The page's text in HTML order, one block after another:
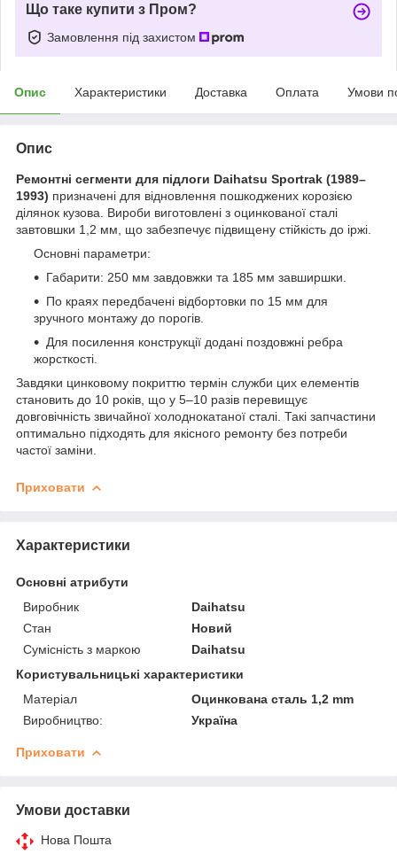
Що таке купити з Пром?
Замовлення під захистом
Опис Характеристики Доставка Оплата Умови
Опис
Ремонтні сегменти для підлоги Daihatsu Sportrak (1989–
1993) призначені для відновлення пошкоджених корозією
ділянок кузова. Вироби виготовлені з оцинкованої сталі
завтовшки 1,2 мм, що забезпечує підвищену стійкість до іржі.
Основні параметри:
Габарити: 250 мм завдовжки та 185 мм завширшки.
По краях передбачені відбортовки по 15 мм для
зручного монтажу до порогів.
Для посилення конструкції додані поздовжні ребра
жорсткості.
Завдяки цинковому покриттю термін служби цих елементів
становить до 10 років, що у 5–10 разів перевищує
довговічність звичайної холоднокатаної сталі. Такі запчастини
оптимально підходять для якісного ремонту без потреби
частої заміни.
Приховати
Характеристики
Основні атрибути
Виробник
Daihatsu
Стан
Новий
Сумісність з маркою
Daihatsu
Користувальницькі характеристики
Матеріал
Оцинкована сталь 1,2 mm
Виробництво:
Україна
Приховати
Умови доставки
Нова Пошта